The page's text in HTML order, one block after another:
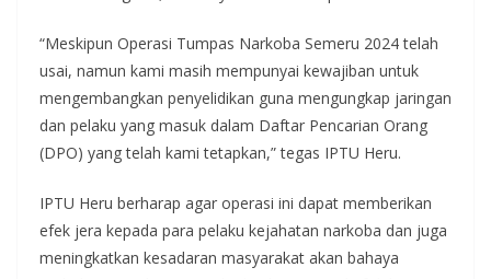
“Meskipun Operasi Tumpas Narkoba Semeru 2024 telah
usai, namun kami masih mempunyai kewajiban untuk
mengembangkan penyelidikan guna mengungkap jaringan
dan pelaku yang masuk dalam Daftar Pencarian Orang
(DPO) yang telah kami tetapkan,” tegas IPTU Heru.
IPTU Heru berharap agar operasi ini dapat memberikan
efek jera kepada para pelaku kejahatan narkoba dan juga
meningkatkan kesadaran masyarakat akan bahaya